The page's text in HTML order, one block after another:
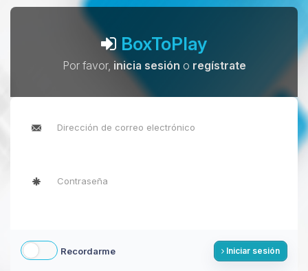
BoxToPlay
Por favor, inicia sesión o regístrate
Recordarme Iniciar sesión